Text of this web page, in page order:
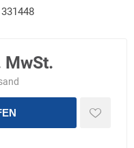
331448
MwSt.